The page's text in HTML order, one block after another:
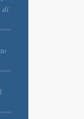
di